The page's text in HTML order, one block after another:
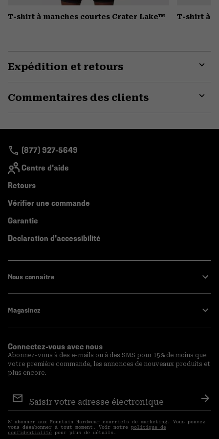
T-shirt à manches courtes Crater Lake™ T-shirt à
Expédition et retours
Commentaires des clients
(877) 927-5649
Centre d'aide
Retours
Vérifier une commande
Garantie
Declaration d'accessibilité
Nous connaitre
Magasinez
Connectez-vous avec nous
Abonnez-vous à des e-mails ou à des SMS pour 15% de moins que
votre première commande, les annonces de nouveaux produits et
plus encore.
aux
courriels
S′ abonner aux Mountain Hardwear courriels de marketing. Vous pouvez
vous désabonner à tout moment. Voir notre politique de
confidentialité pour plus de détails.